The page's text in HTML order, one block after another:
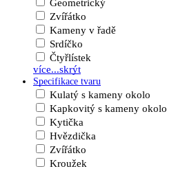
Geometrický
Zvířátko
Kameny v řadě
Srdíčko
Čtyřlístek
více...skrýt
Specifikace tvaru
Kulatý s kameny okolo
Kapkovitý s kameny okolo
Kytička
Hvězdička
Zvířátko
Kroužek